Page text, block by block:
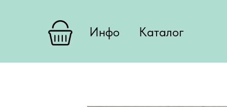
Инфо Каталог